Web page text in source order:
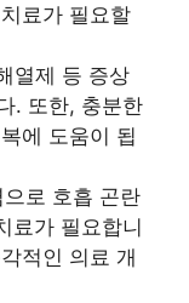
료가 필요할
열제 등 증상
. 또한, 충분한
에 도움이 됩
로 호흡 곤란
료가 필요합니
적인 의료 개